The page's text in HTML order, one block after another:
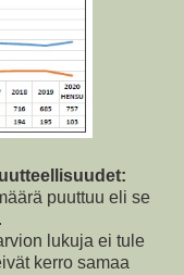
puuttuu eli se
lukuja ei tule
kerro samaa